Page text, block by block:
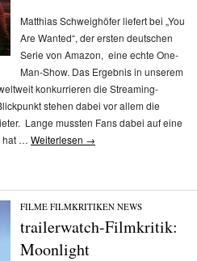
Matthias Schweighöfer liefert bei „You
Are Wanted“, der ersten deutschen
Serie von Amazon, eine echte One-
Man-Show. Das Ergebnis in unserem
konkurrieren die Streaming-
stehen dabei vor allem die
Lange mussten Fans dabei auf eine
hat … Weiterlesen →
FILME/FILMKRITIKEN/NEWS
trailerwatch-Filmkritik:
Moonlight